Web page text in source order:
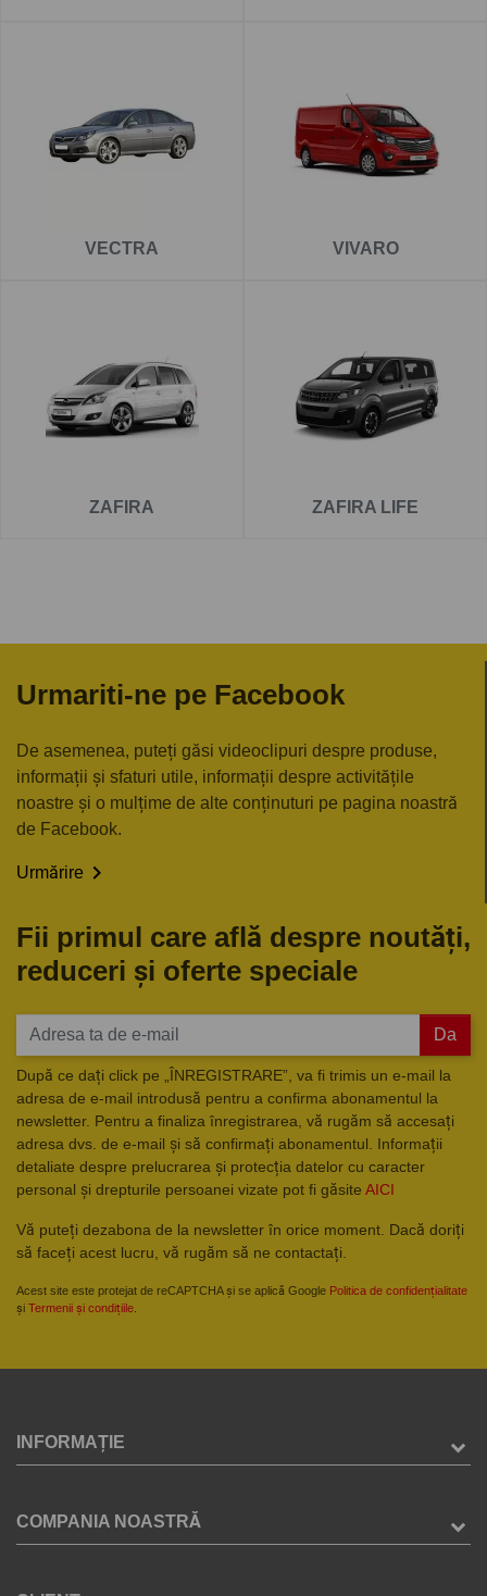
VECTRA VIVARO
ZAFIRA ZAFIRA LIFE
Urmariti-ne pe Facebook
De asemenea, puteți găsi videoclipuri despre produse,
informații și sfaturi utile, informații despre activitățile
noastre și o mulțime de alte conținuturi pe pagina noastră
de Facebook.
Urmărire 
Fii primul care află despre noutăți,
reduceri și oferte speciale
Da
După ce dați click pe „ÎNREGISTRARE”, va fi trimis un e-mail la
adresa de e-mail introdusă pentru a confirma abonamentul la
newsletter. Pentru a finaliza înregistrarea, vă rugăm să accesați
adresa dvs. de e-mail și să confirmați abonamentul. Informații
detaliate despre prelucrarea și protecția datelor cu caracter
personal și drepturile persoanei vizate pot fi găsite AICI
Vă puteți dezabona de la newsletter în orice moment. Dacă doriți
să faceți acest lucru, vă rugăm să ne contactați.
Acest site este protejat de reCAPTCHA și se aplică Google Politica de confidențialitate
și Termenii și condițiile
INFORMAȚIE
COMPANIA NOASTRĂ